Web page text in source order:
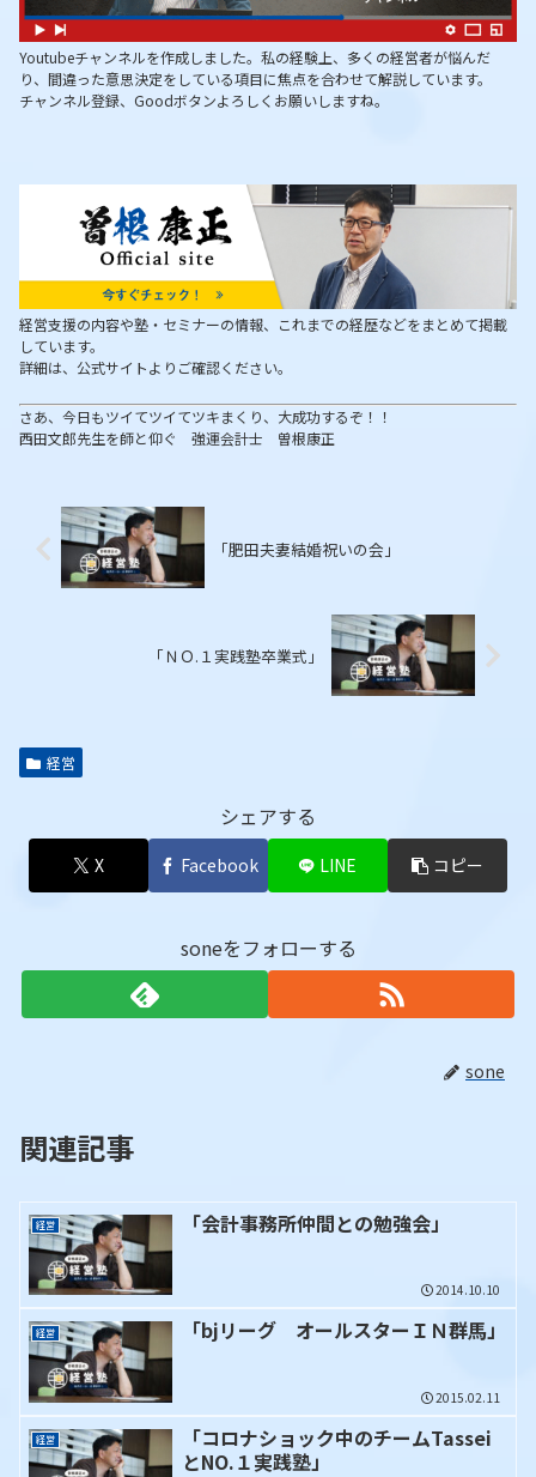
Youtubeチャンネルを作成しました。私の経験上、多くの経営者が悩んだ
り、間違った意思決定をしている項目に焦点を合わせて解説しています。
チャンネル登録、Goodボタンよろしくお願いしますね。
経営支援の内容や塾・セミナーの情報、これまでの経歴などをまとめて掲載
しています。
詳細は、公式サイトよりご確認ください。
さあ、今日もツイてツイてツキまくり、大成功するぞ！！
西田文郎先生を師と仰ぐ 強運会計士 曽根康正
「肥田夫妻結婚祝いの会」
「ＮＯ.１実践塾卒業式」
経営
シェアする
X Facebook LINE コピー
soneをフォローする
sone
関連記事
経営 「会計事務所仲間との勉強会」
2014.10.10
経営 「bjリーグ オールスターＩＮ群馬」
2015.02.11
経営
「コロナショック中のチームTassei
とNO.１実践塾」